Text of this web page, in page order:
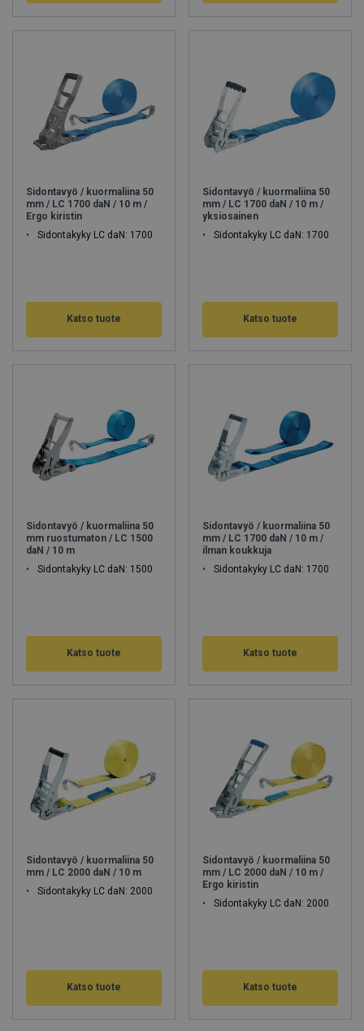
Sidontavyö / kuormaliina 50
mm / LC 1700 daN / 10 m /
Ergo kiristin
Sidontakyky LC daN: 1700
Katso tuote
Sidontavyö / kuormaliina 50
mm / LC 1700 daN / 10 m /
yksiosainen
Sidontakyky LC daN: 1700
Katso tuote
Sidontavyö / kuormaliina 50
mm ruostumaton / LC 1500
daN / 10 m
Sidontakyky LC daN: 1500
Katso tuote
Sidontavyö / kuormaliina 50
mm / LC 1700 daN / 10 m /
ilman koukkuja
Sidontakyky LC daN: 1700
Katso tuote
Sidontavyö / kuormaliina 50
mm / LC 2000 daN / 10 m
Sidontakyky LC daN: 2000
Katso tuote
Sidontavyö / kuormaliina 50
mm / LC 2000 daN / 10 m /
Ergo kiristin
Sidontakyky LC daN: 2000
Katso tuote